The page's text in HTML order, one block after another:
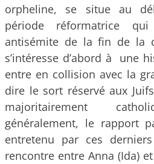
orpheline, se situe au
période réformatrice
antisémite de la fin de la
s’intéresse d’abord à une
entre en collision avec la
dire le sort réservé aux
majoritairement
généralement, le rapport
entretenu par ces
rencontre entre Anna (Ida)